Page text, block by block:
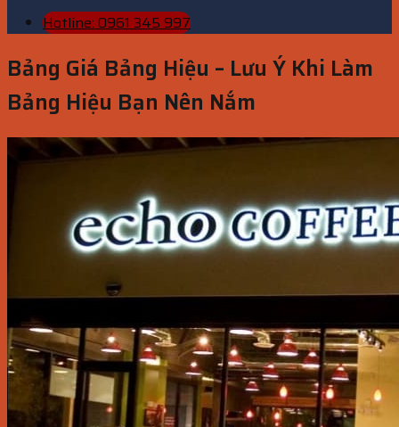
Hotline: 0961 345 997
Bảng Giá Bảng Hiệu – Lưu Ý Khi Làm
Bảng Hiệu Bạn Nên Nắm